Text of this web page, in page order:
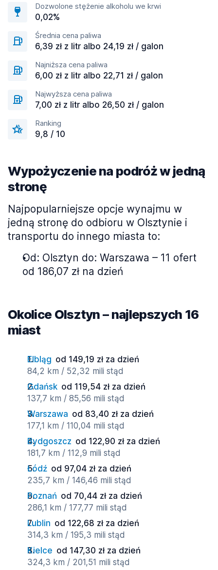
Dozwolone stężenie alkoholu we krwi
0,02%
Średnia cena paliwa
6,39 zł z litr albo 24,19 zł / galon
Najniższa cena paliwa
6,00 zł z litr albo 22,71 zł / galon
Najwyższa cena paliwa
7,00 zł z litr albo 26,50 zł / galon
Ranking
9,8 / 10
Wypożyczenie na podróż w jedną
stronę
Najpopularniejsze opcje wynajmu w
jedną stronę do odbioru w Olsztynie i
transportu do innego miasta to:
Od: Olsztyn do: Warszawa – 11 ofert
od 186,07 zł na dzień
Okolice Olsztyn – najlepszych 16
miast
Elbląg od 149,19 zł za dzień
84,2 km / 52,32 mili stąd
Gdańsk od 119,54 zł za dzień
137,7 km / 85,56 mili stąd
Warszawa od 83,40 zł za dzień
177,1 km / 110,04 mili stąd
Bydgoszcz od 122,90 zł za dzień
181,7 km / 112,9 mili stąd
Łódź od 97,04 zł za dzień
235,7 km / 146,46 mili stąd
Poznań od 70,44 zł za dzień
286,1 km / 177,77 mili stąd
Lublin od 122,68 zł za dzień
314,3 km / 195,3 mili stąd
Kielce od 147,30 zł za dzień
324,3 km / 201,51 mili stąd